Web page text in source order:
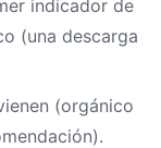
indicador de
(una descarga
(orgánico